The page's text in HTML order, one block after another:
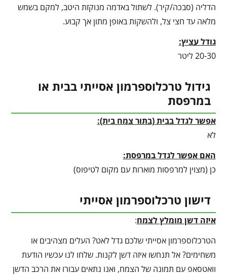
הדליה (סבכה/קיר). לשתול באדמה מנוקזת היטב, למקם בשמש
מלאה עד חצי צל, ולהשקות באופן מתון אך קבוע.
גודל עציץ:
20-30 ליטר
גידול טרכלוספרמון אסייתי בבית או
במרפסת
אפשר לגדל בבית (בתור צמח בית):
לא
האם אפשר לגדל במרפסת:
כן (מצוין למרפסות מוארות עם מקום לטיפוס)
דישון טרכלוספרמון אסייתי
איזה דשן מומלץ לצמח:
הטרכלוספרמון אסייתי שלכם גדל לאט? העלים מצהיבים או
משחימים? אל תנחשו איזה דשן לקנות. שלחו לנו עכשיו הודעת
וואטסאפ עם תמונה של הצמח, ואנו נתאים עבורו את הרכב הדשן